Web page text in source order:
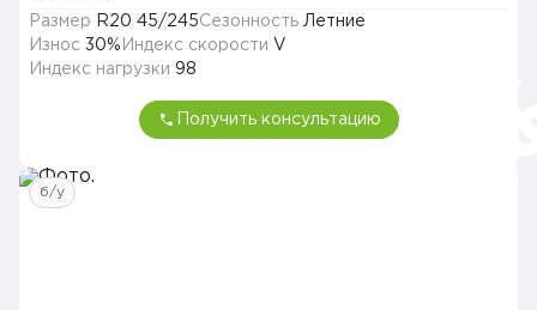
Размер R20 45/245Сезонность Летние
Износ 30% Индекс скорости V
Индекс нагрузки 98
Получить консультацию
б/у